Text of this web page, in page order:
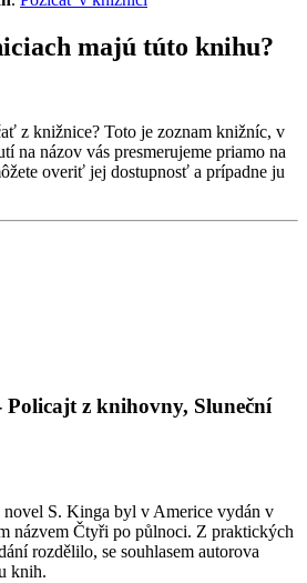
majú túto knihu?
z knižnice? Toto je zoznam knižníc, v
na názov vás presmerujeme priamo na
overiť jej dostupnosť a prípadne ju
z knihovny, Sluneční
novel S. Kinga byl v Americe vydán v
názvem Čtyři po půlnoci. Z praktických
rozdělilo, se souhlasem autorova
knih.